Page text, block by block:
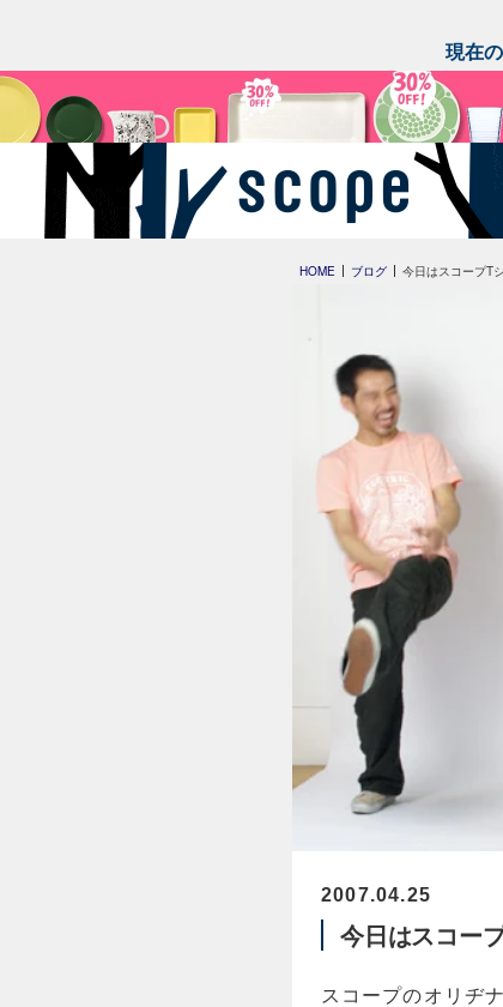
現在
HOME ブログ 今日はスコープT
2007.04.25
今日はスコー
スコープのオリヂ